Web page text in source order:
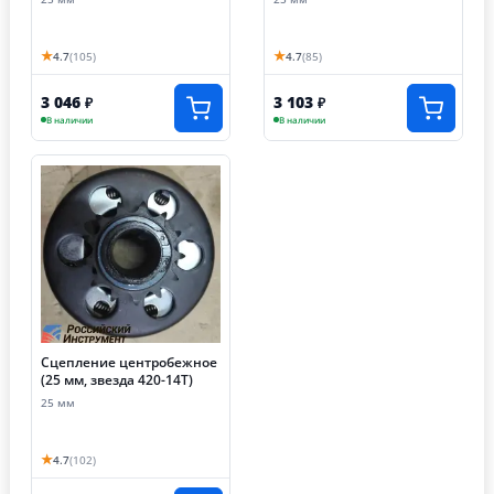
★4.7(105)
3 046 ₽
В наличии
★4.7(85)
3 103 ₽
В наличии
Сцепление центробежное
(25 мм, звезда 420-14T)
25 мм
★4.7(102)